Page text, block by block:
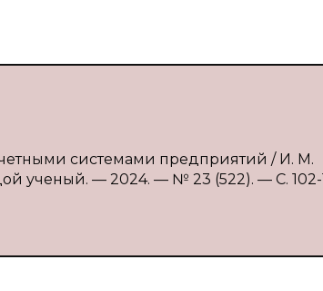
системами предприятий / И. М.
ученый. — 2024. — № 23 (522). — С.